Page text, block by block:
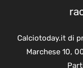
Calciotoday.it di
Marchese 10,